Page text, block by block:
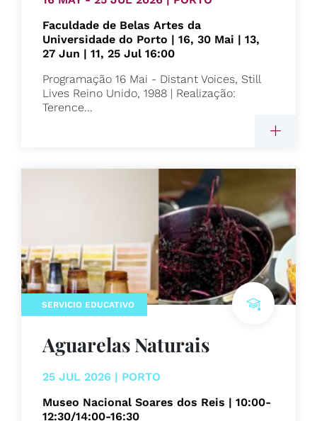
Faculdade de Belas Artes da
Universidade do Porto | 16, 30 Mai | 13,
27 Jun | 11, 25 Jul 16:00
Programação 16 Mai - Distant Voices, Still
Lives Reino Unido, 1988 | Realização:
Terence...
SERVICIO EDUCATIVO
Aguarelas Naturais
25 JUL 2026 | PORTO
Museo Nacional Soares dos Reis | 10:00-
12:30/14:00-16:30